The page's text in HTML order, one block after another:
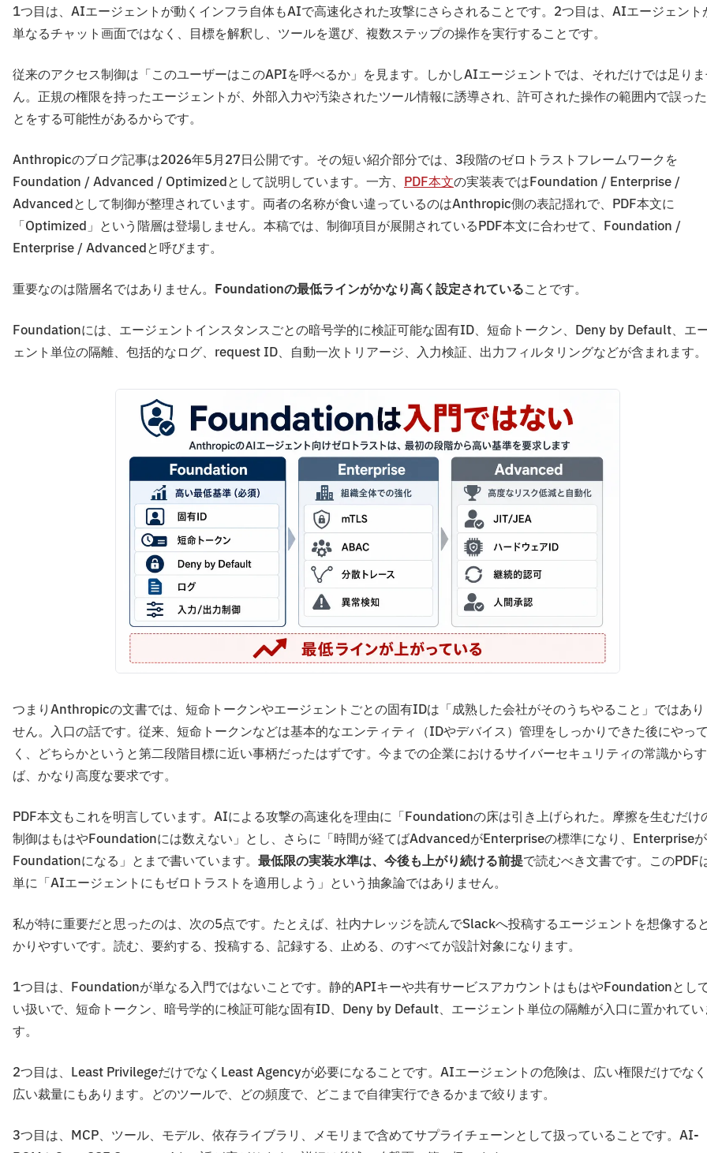
1つ目は、AIエージェントが動くインフラ自体もAIで高速化された攻撃にさらされることです。2つ目は、AIエージェント
単なるチャット画面ではなく、目標を解釈し、ツールを選び、複数ステップの操作を実行することです。
従来のアクセス制御は「このユーザーはこのAPIを呼べるか」を見ます。しかしAIエージェントでは、それだけでは足り
ん。正規の権限を持ったエージェントが、外部入力や汚染されたツール情報に誘導され、許可された操作の範囲内で誤っ
とをする可能性があるからです。
Anthropicのブログ記事は2026年5月27日公開です。その短い紹介部分では、3段階のゼロトラストフレームワークを
Foundation / Advanced / Optimizedとして説明しています。一方、 PDF本文の実装表ではFoundation / Enterprise /
Advancedとして制御が整理されています。両者の名称が食い違っているのはAnthropic側の表記揺れで、PDF本文に
「Optimized」という階層は登場しません。本稿では、制御項目が展開されているPDF本文に合わせて、Foundation /
Enterprise / Advancedと呼びます。
重要なのは階層名ではありません。 Foundationの最低ラインがかなり高く設定されていることです。
Foundationには、エージェントインスタンスごとの暗号学的に検証可能な固有ID、短命トークン、Deny by Default、エ
ェント単位の隔離、包括的なログ、request ID、自動一次トリアージ、入力検証、出力フィルタリングなどが含まれます。
つまりAnthropicの文書では、短命トークンやエージェントごとの固有IDは「成熟した会社がそのうちやること」ではあ
せん。入口の話です。従来、短命トークンなどは基本的なエンティティ（IDやデバイス）管理をしっかりできた後にやっ
く、どちらかというと第二段階目標に近い事柄だったはずです。今までの企業におけるサイバーセキュリティの常識から
ば、かなり高度な要求です。
PDF本文もこれを明言しています。AIによる攻撃の高速化を理由に「Foundationの床は引き上げられた。摩擦を生むだけ
制御はもはやFoundationには数えない」とし、さらに「時間が経てばAdvancedがEnterpriseの標準になり、Enterpriseが
Foundationになる」とまで書いています。 最低限の実装水準は、今後も上がり続ける前提で読むべき文書です。このPDF
単に「AIエージェントにもゼロトラストを適用しよう」という抽象論ではありません。
私が特に重要だと思ったのは、次の5点です。たとえば、社内ナレッジを読んでSlackへ投稿するエージェントを想像する
かりやすいです。読む、要約する、投稿する、記録する、止める、のすべてが設計対象になります。
1つ目は、Foundationが単なる入門ではないことです。静的APIキーや共有サービスアカウントはもはやFoundationとし
い扱いで、短命トークン、暗号学的に検証可能な固有ID、Deny by Default、エージェント単位の隔離が入口に置かれて
す。
2つ目は、Least PrivilegeだけでなくLeast Agencyが必要になることです。AIエージェントの危険は、広い権限だけでな
広い裁量にもあります。どのツールで、どの頻度で、どこまで自律実行できるかまで絞ります。
3つ目は、MCP、ツール、モデル、依存ライブラリ、メモリまで含めてサプライチェーンとして扱っていることです。AI-